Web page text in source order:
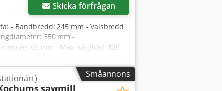
Skicka förfrågan
- Bandbredd: 245 mm - Valsbredd
350 mm -
65 mm - Max. såghöjd: 120
- Släta tryckvalsar 2 st –
- Central smörjning - Laser -
30 kW - Manuell höjning av
Småannons
sawmill